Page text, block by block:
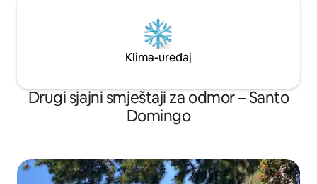
Klima-uređaj
Drugi sjajni smještaji za odmor – Santo
Domingo